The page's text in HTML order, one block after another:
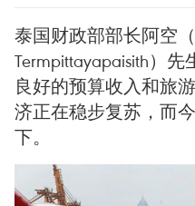
泰国财政部部长阿空
Termpittayapaisith）
良好的预算收入和旅
济正在稳步复苏，而
下。